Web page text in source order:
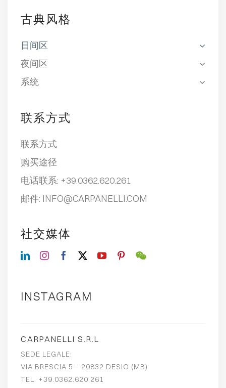
古典风格
日间区
夜间区
系统
联系方式
联系方式
购买途径
电话联系: +39.0362.620.261
邮件: INFO@CARPANELLI.COM
社交媒体
INSTAGRAM
CARPANELLI S.R.L
SEDE LEGALE:
VIA BRESCIA 5 – 20832 DESIO (MB)
TEL. +39.0362.620.261